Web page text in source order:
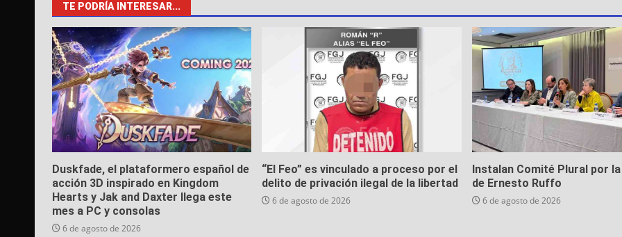
TE PODRÍA INTERESAR...
Duskfade, el plataformero español de
acción 3D inspirado en Kingdom
Hearts y Jak and Daxter llega este
mes a PC y consolas
6 de agosto de 2026
“El Feo” es vinculado a proceso por el
delito de privación ilegal de la libertad
6 de agosto de 2026
Instalan Comité Plural por
de Ernesto Ruffo
6 de agosto de 2026